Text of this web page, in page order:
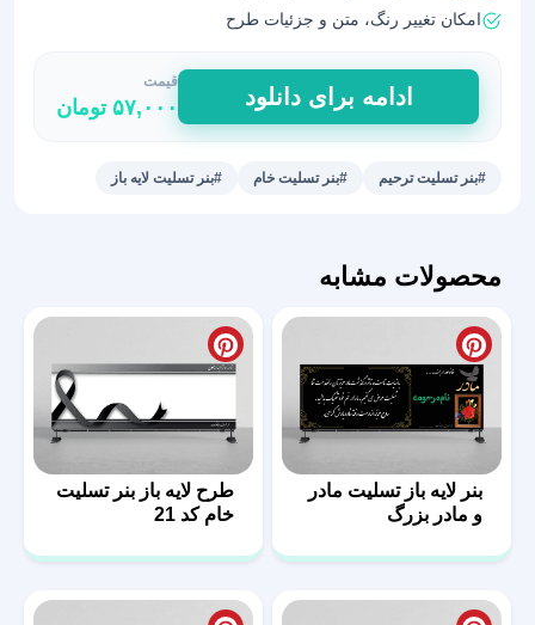
امکان تغییر رنگ، متن و جزئیات طرح
بنر
تسلیت
همکار
ادامه برای دانلود
قیمت
۵۷,۰۰۰ تومان
#بنر تسلیت ترحیم #بنر تسلیت خام #بنر تسلیت لایه باز
محصولات مشابه
بنر لایه باز تسلیت مادر
و مادر بزرگ
طرح لایه باز بنر تسلیت
خام کد 21